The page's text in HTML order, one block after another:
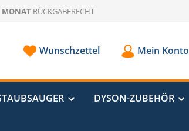
MONAT RÜCKGABERECHT
Wunschzettel Mein Konto
DYSON-ZUBEHÖR